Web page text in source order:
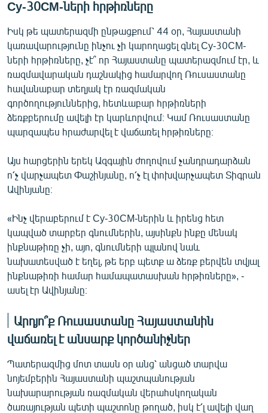
Су-30СМ-ների հրթիռները
Իսկ թե պատերազմի ընթացքում՝ 44 օր, Հայաստանի
կառավարությունը ինչու չի կարողացել գնել Су-30СМ-
ների հրթիռները, չէ՞ որ Հայաստանը պատերազմում էր, և
ռազմավարական դաշնակից համարվող Ռուսաստանը
հավանաբար տեղյակ էր ռազմական
գործողություններից, հետևաբար հրթիռների
ձեռքբերումը ավելի էր կարևորվում։ Կամ Ռուսաստանը
պարզապես հրաժարվել է վաճառել հրթիռները։
Այս հարցերին երեկ Ազգային ժողովում չանդրադարձան
ո՛չ վարչապետ Փաշինյանը, ո՛չ էլ փոխվարչապետ Տիգրան
Ավինյանը։
«Ինչ վերաբերում է Су-30СМ-ներին և իրենց հետ
կապված տարբեր գնումներին, այսինքն ինքը մենակ
ինքնաթիռը չի, այո, գնումների պլանով նաև
նախատեսված է եղել, թե երբ պետք ա ձեռք բերվեն տվյալ
ինքնաթիռի համար համապատասխան հրթիռները», -
ասել էր Ավինյանը։
Արդյո՞ք Ռուսաստանը Հայաստանին
վաճառել է անսարք կործանիչներ
Պատերազմից մոտ տասն օր անց՝ անցած տարվա
նոյեմբերին Հայաստանի պաշտպանության
նախարարության ռազմական վերահսկողական
ծառայության պետի պաշտոնը թողած, իսկ է՛լ ավելի վաղ